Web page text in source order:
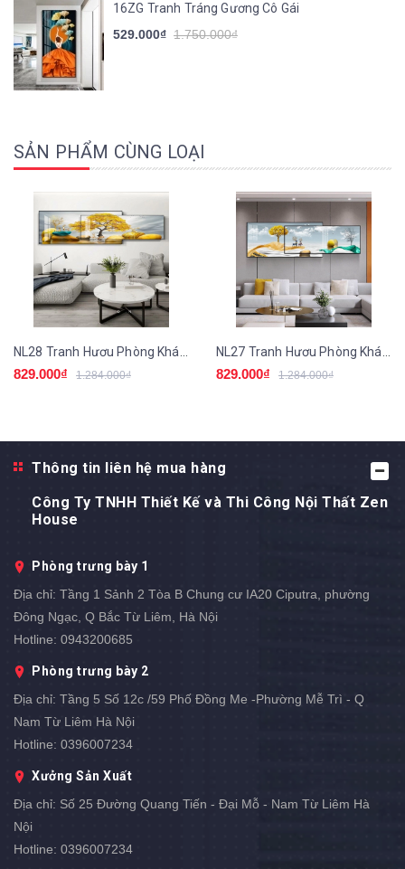
16ZG Tranh Tráng Gương Cô Gái
529.000₫ 1.750.000₫
SẢN PHẨM CÙNG LOẠI
829.000₫ 1.284.000₫ 829.000₫ 1.284.000₫
Thông tin liên hệ mua hàng
Công Ty TNHH Thiết Kế và Thi Công Nội Thất Zen
House
Phòng trưng bày 1
Địa chỉ: Tầng 1 Sảnh 2 Tòa B Chung cư IA20 Ciputra, phường
Đông Ngạc, Q Bắc Từ Liêm, Hà Nội
Hotline: 0943200685
Phòng trưng bày 2
Địa chỉ: Tầng 5 Số 12c /59 Phố Đồng Me -Phường Mễ Trì - Q
Nam Từ Liêm Hà Nội
Hotline: 0396007234
Xưởng Sản Xuất
Địa chỉ: Số 25 Đường Quang Tiến - Đại Mỗ - Nam Từ Liêm Hà
Nội
Hotline: 0396007234